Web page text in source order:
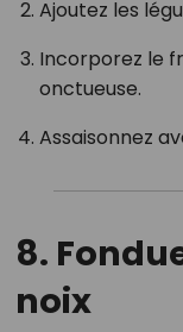
Ajoutez les
Incorporez le
onctueuse.
Assaisonnez
8.
noix